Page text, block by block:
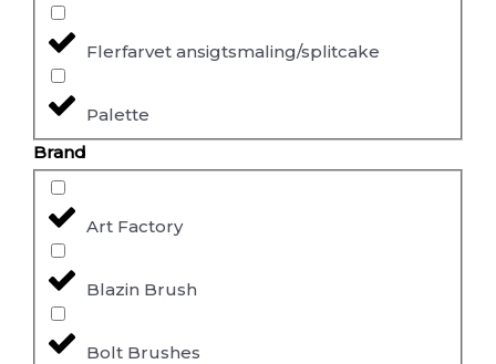
Flerfarvet ansigtsmaling/splitcake
Palette
Brand
Art Factory
Blazin Brush
Bolt Brushes